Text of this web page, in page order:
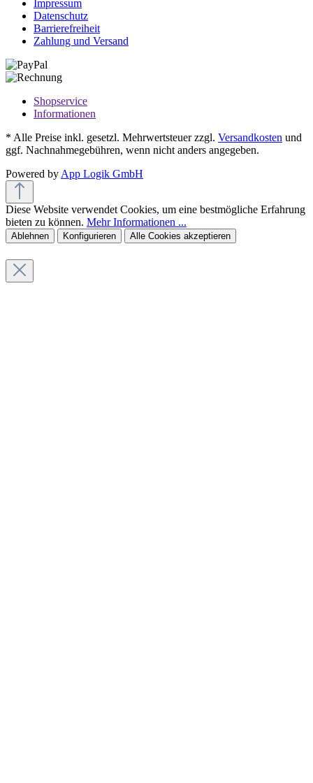
Impressum
Datenschutz
Barrierefreiheit
Zahlung und Versand
Shopservice
Informationen
* Alle Preise inkl. gesetzl. Mehrwertsteuer zzgl. Versandkosten und
ggf. Nachnahmegebühren, wenn nicht anders angegeben.
Powered byApp Logik GmbH
Diese Website verwendet Cookies, um eine bestmögliche Erfahrung
bieten zu können. Mehr Informationen ...
Ablehnen Konfigurieren Alle Cookies akzeptieren